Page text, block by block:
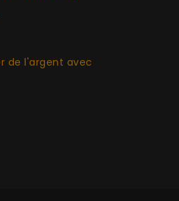
de l'argent avec